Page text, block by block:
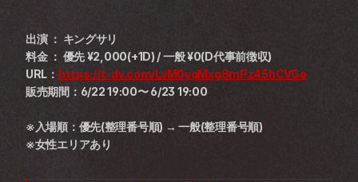
出演 ： キングサリ
料金 ： 優先 ¥2,000(+1D) / 一般 ¥0(D代事前徴収)
URL： https://t-dv.com/LvM0yqMxg8mPz45hCVGe
販売期間：6/22 19:00〜 6/23 19:00
※入場順：優先(整理番号順) → 一般(整理番号順)
※女性エリアあり